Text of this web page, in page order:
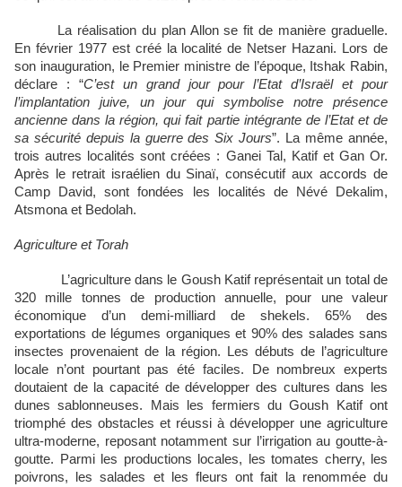
La réalisation du plan Allon se fit de manière graduelle.
En février 1977 est créé la localité de Netser Hazani. Lors de
son inauguration, le Premier ministre de l’époque, Itshak Rabin,
déclare : “C’est un grand jour pour l’Etat d’Israël et pour
l’implantation juive, un jour qui symbolise notre présence
ancienne dans la région, qui fait partie intégrante de l’Etat et de
sa sécurité depuis la guerre des Six Jours”. La même année,
trois autres localités sont créées : Ganei Tal, Katif et Gan Or.
Après le retrait israélien du Sinaï, consécutif aux accords de
Camp David, sont fondées les localités de Névé Dekalim,
Atsmona et Bedolah.
Agriculture et Torah
L’agriculture dans le Goush Katif représentait un total de
320 mille tonnes de production annuelle, pour une valeur
économique d’un demi-milliard de shekels. 65% des
exportations de légumes organiques et 90% des salades sans
insectes provenaient de la région. Les débuts de l’agriculture
locale n’ont pourtant pas été faciles. De nombreux experts
doutaient de la capacité de développer des cultures dans les
dunes sablonneuses. Mais les fermiers du Goush Katif ont
triomphé des obstacles et réussi à développer une agriculture
ultra-moderne, reposant notamment sur l’irrigation au goutte-à-
goutte. Parmi les productions locales, les tomates cherry, les
poivrons, les salades et les fleurs ont fait la renommée du